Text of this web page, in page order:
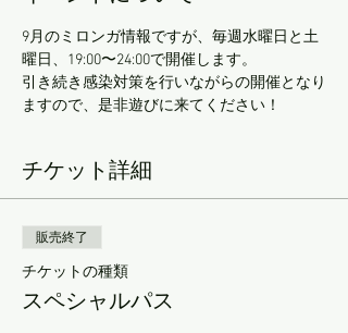
9月のミロンガ情報ですが、毎週水曜日と土
曜日、19:00〜24:00で開催します。
引き続き感染対策を行いながらの開催となり
ますので、是非遊びに来てください！
チケット詳細
販売終了
チケットの種類
スペシャルパス